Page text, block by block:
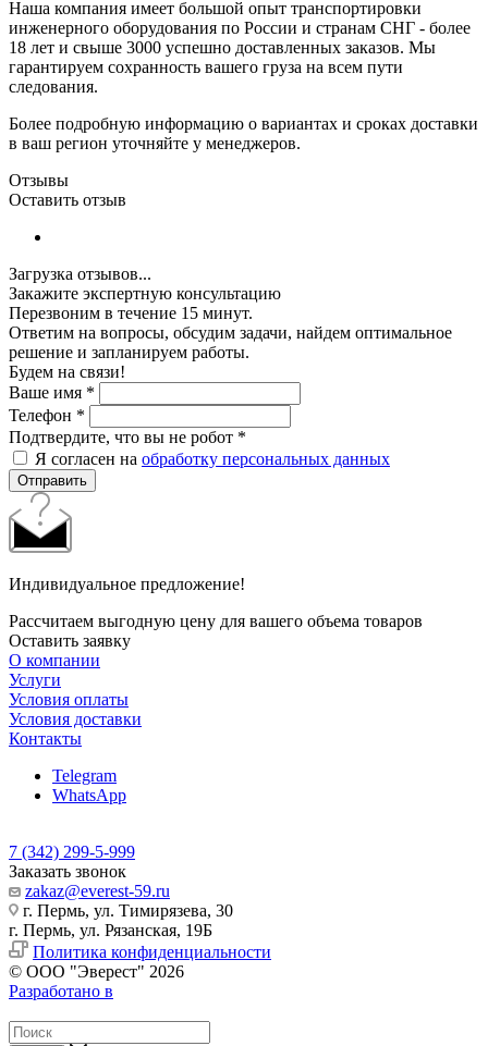
Наша компания имеет большой опыт транспортировки
инженерного оборудования по России и странам СНГ - более
18 лет и свыше 3000 успешно доставленных заказов. Мы
гарантируем сохранность вашего груза на всем пути
следования.
Более подробную информацию о вариантах и сроках доставки
в ваш регион уточняйте у менеджеров.
Отзывы
Оставить отзыв
Загрузка отзывов...
Закажите экспертную консультацию
Перезвоним в течение 15 минут.
Ответим на вопросы, обсудим задачи, найдем оптимальное
решение и запланируем работы.
Будем на связи!
Ваше имя *
Телефон *
Подтвердите, что вы не робот *
Я согласен на обработку персональных данных
Отправить
Индивидуальное предложение!
Рассчитаем выгодную цену для вашего объема товаров
Оставить заявку
О компании
Услуги
Условия оплаты
Условия доставки
Контакты
Telegram
WhatsApp
7 (342) 299-5-999
Заказать звонок
zakaz@everest-59.ru
г. Пермь, ул. Тимирязева, 30
г. Пермь, ул. Рязанская, 19Б
Политика конфиденциальности
© ООО "Эверест" 2026
Разработано в